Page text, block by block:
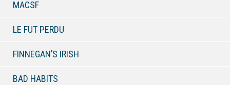
MACSF
LE FUT PERDU
FINNEGAN’S IRISH
BAD HABITS